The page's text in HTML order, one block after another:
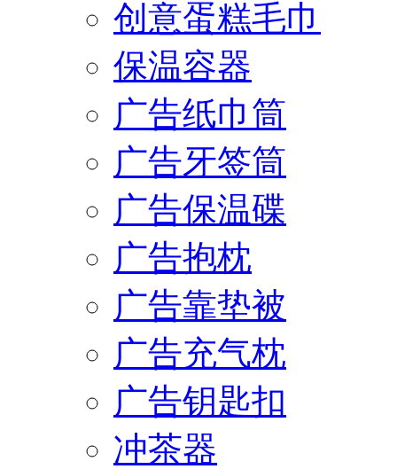
创意蛋糕毛巾
保温容器
广告纸巾筒
广告牙签筒
广告保温碟
广告抱枕
广告靠垫被
广告充气枕
广告钥匙扣
冲茶器